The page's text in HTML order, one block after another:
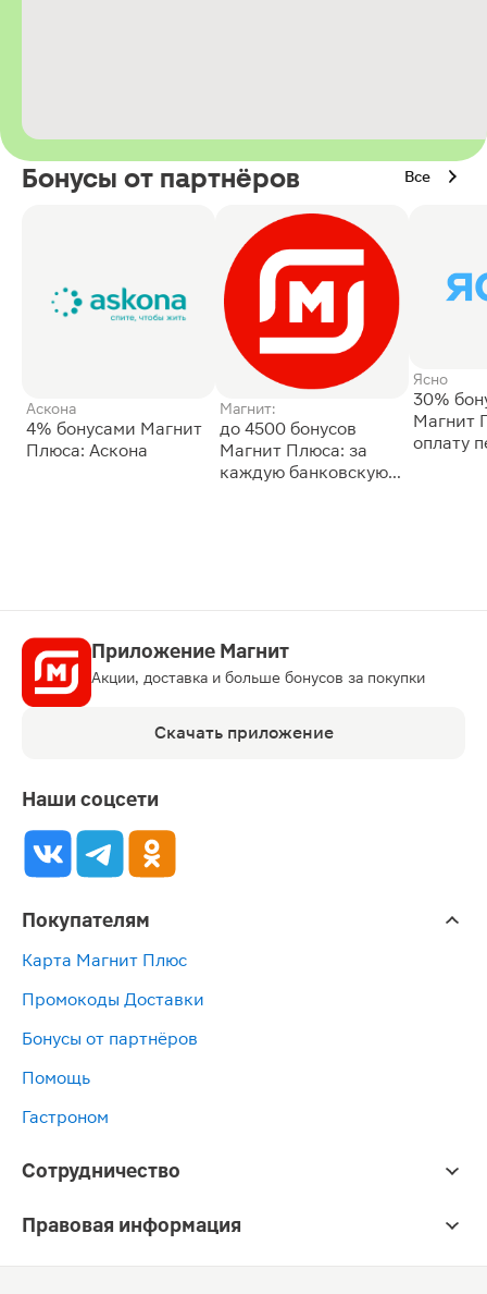
Бонусы от партнёров Все
Аскона
4% бонусами Магнит
Плюса: Аскона
Магнит:
до 4500 бонусов
Магнит Плюса: за
каждую банковскую
Ясно
30%
Магнит
оплату
Приложение Магнит
Акции, доставка и больше бонусов за покупки
Скачать приложение
Наши соцсети
Покупателям
Карта Магнит Плюс
Промокоды Доставки
Бонусы от партнёров
Помощь
Гастроном
Сотрудничество
Правовая информация